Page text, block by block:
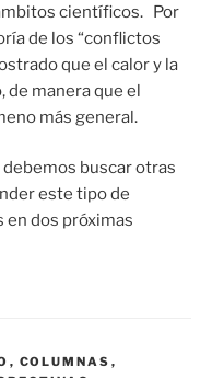
científicos. Por
de los “conflictos
que el calor y la
de manera que el
más general.
buscar otras
este tipo de
en dos próximas
, COLUMNAS ,